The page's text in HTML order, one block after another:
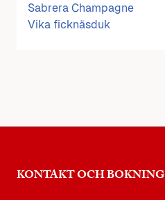
Sabrera Champagne
Vika ficknäsduk
KONTAKT OCH BOKNING